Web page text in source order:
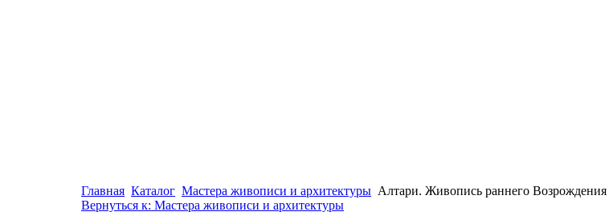
Главная Каталог Мастера живописи и архитектуры Алтари. Живопись раннего Возрождения
Вернуться к: Мастера живописи и архитектуры